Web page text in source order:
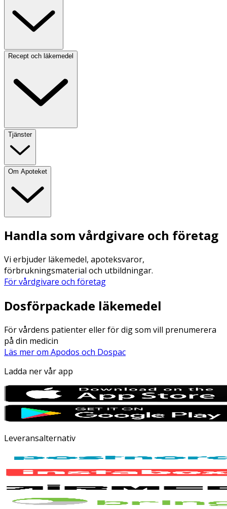
Recept och läkemedel
Tjänster
Om Apoteket
Handla som vårdgivare och företag
Vi erbjuder läkemedel, apoteksvaror,
förbrukningsmaterial och utbildningar.
För vårdgivare och företag
Dosförpackade läkemedel
För vårdens patienter eller för dig som vill prenumerera
på din medicin
Läs mer om Apodos och Dospac
Ladda ner vår app
Leveransalternativ